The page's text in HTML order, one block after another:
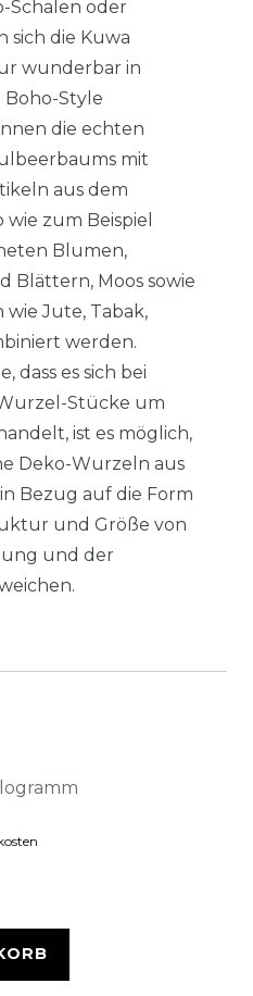
Schalen oder
sich die Kuwa
wunderbar in
Boho-Style
die echten
mit
aus dem
zum Beispiel
Blumen,
Blättern, Moos sowie
wie Jute, Tabak,
werden.
dass es sich bei
Stücke um
ist es möglich,
Deko-Wurzeln aus
Bezug auf die Form
und Größe von
und der